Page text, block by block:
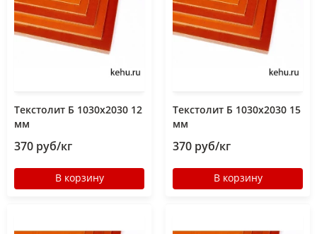
Текстолит Б 1030х2030 12
мм
370 руб/кг
В корзину
Текстолит Б 1030х2030 15
мм
370 руб/кг
В корзину